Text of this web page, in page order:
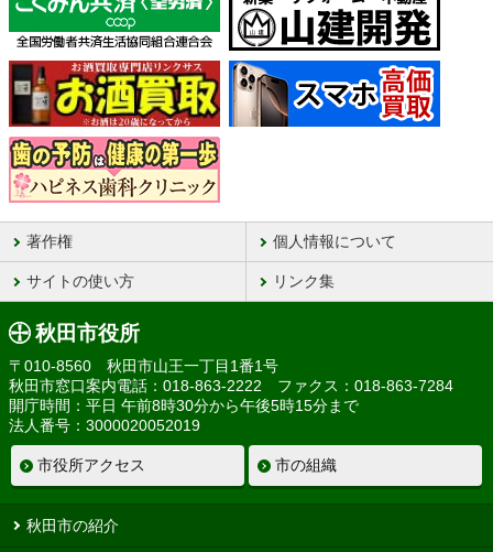
著作権 個人情報について
サイトの使い方 リンク集
秋田市役所
〒010-8560 秋田市山王一丁目1番1号
秋田市窓口案内電話：018-863-2222 ファクス：018-863-7284
開庁時間：平日 午前8時30分から午後5時15分まで
法人番号：3000020052019
市役所アクセス 市の組織
秋田市の紹介